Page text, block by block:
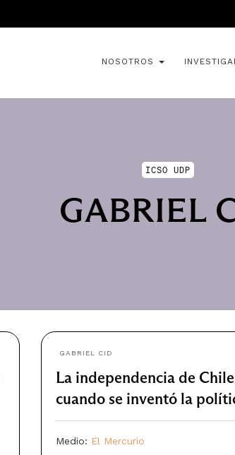
NOSOTROS
ICSO UDP
GABRIEL
GABRIEL CID
La independencia de
cuando se inventó la
Medio: El Mercurio